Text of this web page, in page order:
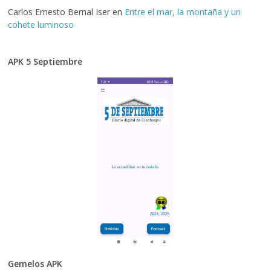
Carlos Ernesto Bernal Iser en Entre el mar, la montaña y un
cohete luminoso
APK 5 Septiembre
Gemelos APK